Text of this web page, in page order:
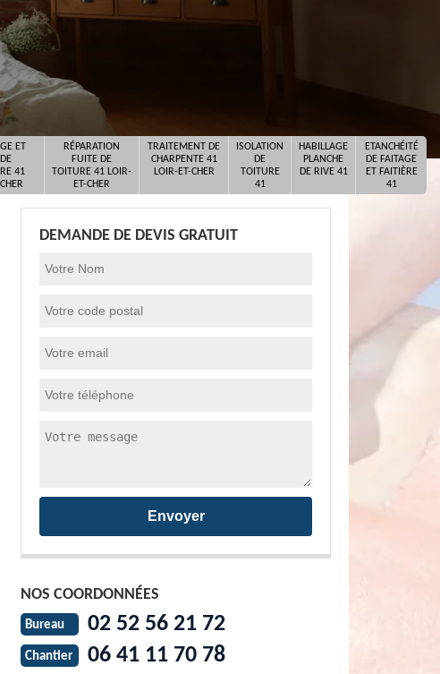
ET
41
RÉPARATION
FUITE DE
TOITURE 41 LOIR-
ET-CHER
TRAITEMENT DE
CHARPENTE 41
LOIR-ET-CHER
ISOLATION
DE
TOITURE
41
HABILLAGE
PLANCHE
DE RIVE 41
ETANCHÉITÉ
DE FAITAGE
ET FAITIÈRE
41
DEMANDE DE DEVIS GRATUIT
NOS COORDONNÉES
Bureau 02 52 56 21 72
Chantier 06 41 11 70 78